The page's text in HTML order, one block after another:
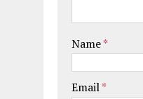
Name*
Email*